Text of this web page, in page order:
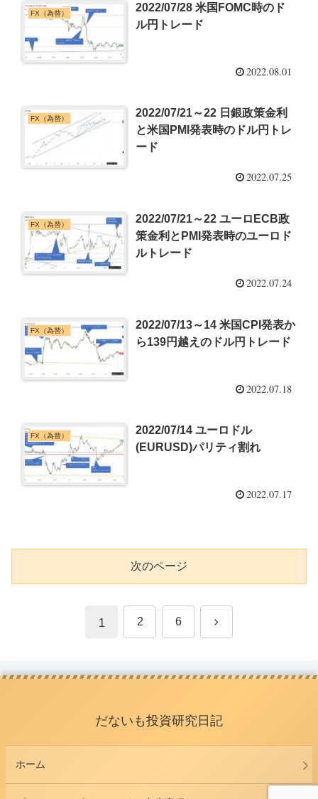
FX（為替）
2022/07/28 米国FOMC時のド
ル円トレード
2022.08.01
FX（為替）
2022/07/21～22 日銀政策金利
と米国PMI発表時のドル円トレ
ード
2022.07.25
FX（為替）
2022/07/21～22 ユーロECB政
策金利とPMI発表時のユーロド
ルトレード
2022.07.24
FX（為替）
2022/07/13～14 米国CPI発表か
ら139円越えのドル円トレード
2022.07.18
FX（為替）
2022/07/14 ユーロドル
(EURUSD)パリティ割れ
2022.07.17
次のページ
1 2 6 次
だないも投資研究日記
ホーム